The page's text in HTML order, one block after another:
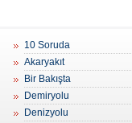
10 Soruda
Akaryakıt
Bir Bakışta
Demiryolu
Denizyolu